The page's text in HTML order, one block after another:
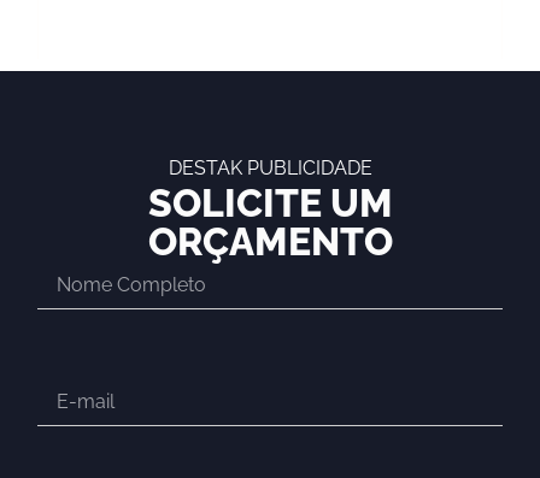
DESTAK PUBLICIDADE
SOLICITE UM
ORÇAMENTO